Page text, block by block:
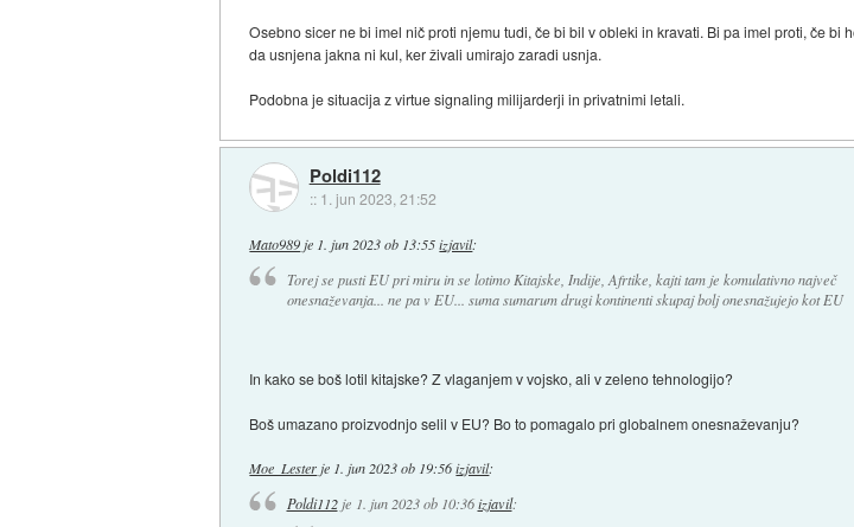
Osebno sicer ne bi imel nič proti njemu tudi, če bi bil v obleki in kravati. Bi pa imel proti, če
da usnjena jakna ni kul, ker živali umirajo zaradi usnja.
Podobna je situacija z virtue signaling milijarderji in privatnimi letali.
Poldi112
:: 1. jun 2023, 21:52
Mato989 je 1. jun 2023 ob 13:55 izjavil:
Torej se pusti EU pri miru in se lotimo Kitajske, Indije, Afrtike, kajti tam je komulativno največ
onesnaževanja... ne pa v EU... suma sumarum drugi kontinenti skupaj bolj onesnažujejo kot EU
In kako se boš lotil kitajske? Z vlaganjem v vojsko, ali v zeleno tehnologijo?
Boš umazano proizvodnjo selil v EU? Bo to pomagalo pri globalnem onesnaževanju?
Moe_Lester je 1. jun 2023 ob 19:56 izjavil:
Poldi112je 1. jun 2023 ob 10:36 izjavil: